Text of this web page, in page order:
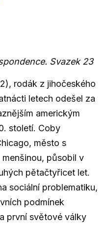
Svazek 23
rodák z jihočeského
letech odešel za
americkým
století. Coby
město s
působil v
pětačtyřicet let.
sociální problematiku,
podmínek
první světové války